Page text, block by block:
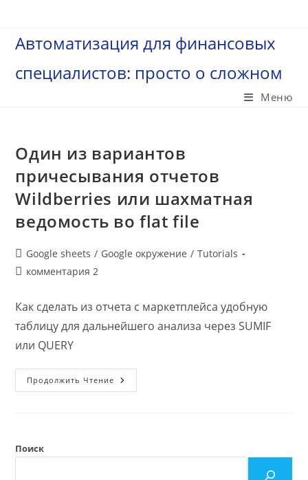
содержимому
Автоматизация для финансовых
специалистов: просто о сложном
Меню
Один из вариантов
причесывания отчетов
Wildberries или шахматная
ведомость во flat file
Рубрика
записи:
Google sheets / Google окружение / Tutorials
Комментарии
записи:
комментария 2
Как сделать из отчета с маркетплейса удобную
таблицу для дальнейшего анализа через SUMIF
или QUERY
Продолжить Чтение Один
Из
Ведомость
Поиск